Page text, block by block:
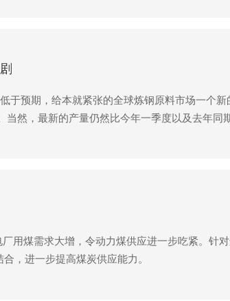
于预期，给本就紧张的全球炼钢原料市场一个新
然，最新的产量仍然比今年一季度以及去年同
用煤需求大增，令动力煤供应进一步吃紧。针
，进一步提高煤炭供应能力。